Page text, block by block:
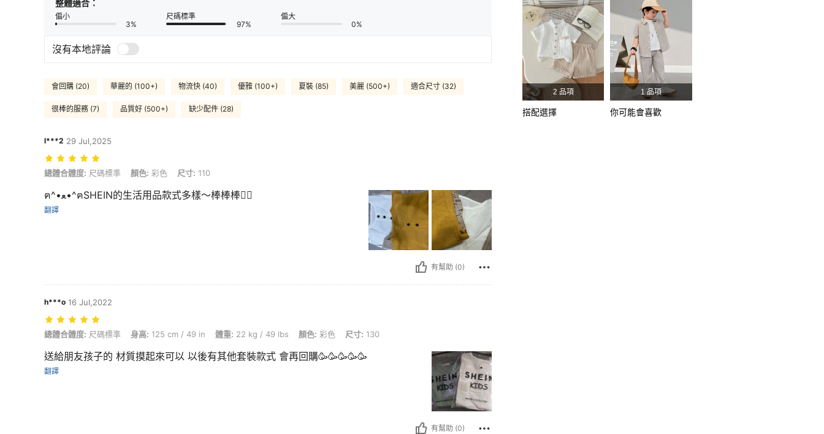
整體適合：
偏小
3%
尺碼標準
97%
偏大
0%
沒有本地評論
會回購 (20) 華麗的 (100+) 物流快 (40) 優雅 (100+) 夏裝 (85) 美麗 (500+) 適合尺寸 (32)
很棒的服務 (7) 品質好 (500+) 缺少配件 (28)
l***2 29 Jul,2025
總體合體度: 尺碼標準, 顏色: 彩色, 尺寸: 110
總體合體度: 尺碼標準 顏色: 彩色 尺寸: 110
ฅ^•ﻌ•^ฅSHEIN的生活用品款式多樣～棒棒棒👍🏻
翻譯
有幫助 (0)
h***o 16 Jul,2022
總體合體度: 尺碼標準, 身高: 125 cm / 49 in, 體重: 22 kg / 49 lbs, 顏色: 彩色, 尺寸: 130
總體合體度: 尺碼標準 身高: 125 cm / 49 in 體重: 22 kg / 49 lbs 顏色: 彩色 尺寸: 130
送給朋友孩子的 材質摸起來可以 以後有其他套裝款式 會再回購🥳🥳🥳🥳🥳
翻譯
有幫助 (0)
4.87 11K
4.87 34 11K
4.87 11K
2 品項
搭配選擇
1 品項
你可能會喜歡